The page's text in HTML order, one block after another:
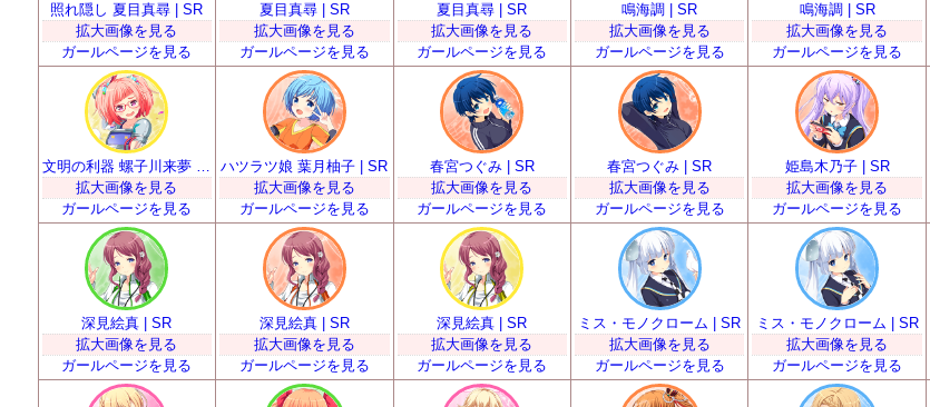
照れ隠し 夏目真尋 | SR
拡大画像を見る
ガールページを見る
夏目真尋 | SR
拡大画像を見る
ガールページを見る
夏目真尋 | SR
拡大画像を見る
ガールページを見る
鳴海調 | SR
拡大画像を見る
ガールページを見る
鳴海調 | SR
拡大画像を見る
ガールページを見る
文明の利器 螺子川来夢 | SR
拡大画像を見る
ガールページを見る
ハツラツ娘 葉月柚子 | SR
拡大画像を見る
ガールページを見る
春宮つぐみ | SR
拡大画像を見る
ガールページを見る
春宮つぐみ | SR
拡大画像を見る
ガールページを見る
姫島木乃子 | SR
拡大画像を見る
ガールページを見る
深見絵真 | SR
拡大画像を見る
ガールページを見る
深見絵真 | SR
拡大画像を見る
ガールページを見る
深見絵真 | SR
拡大画像を見る
ガールページを見る
ミス・モノクローム | SR
拡大画像を見る
ガールページを見る
ミス・モノクローム | SR
拡大画像を見る
ガールページを見る